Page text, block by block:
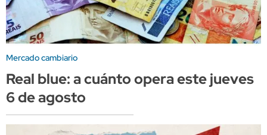
Mercado cambiario
Real blue: a cuánto opera este jueves
6 de agosto